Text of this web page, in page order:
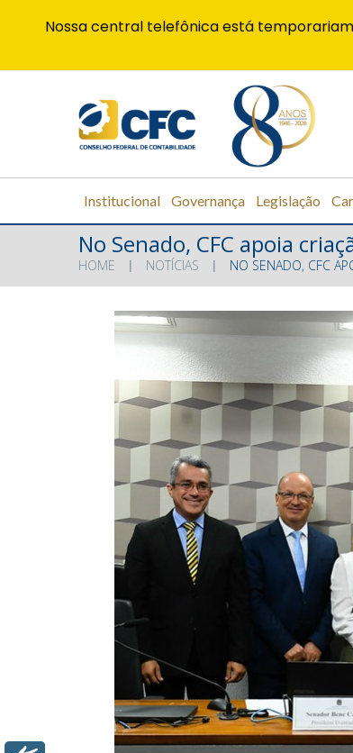
Institucional Governança Legislação
No Senado, CFC apoia
HOME NOTÍCIAS NO SENADO, CFC
Nossa central telefônica está